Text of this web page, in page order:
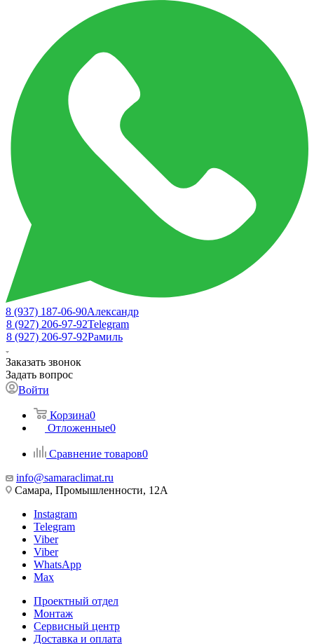
8 (937) 187-06-90Александр
8 (927) 206-97-92Telegram
8 (927) 206-97-92Рамиль
Заказать звонок
Задать вопрос
Войти
Корзина0
Отложенные0
Сравнение товаров0
info@samaraclimat.ru
Самара, Промышленности, 12А
Instagram
Telegram
Viber
Viber
WhatsApp
Max
Проектный отдел
Монтаж
Сервисный центр
Доставка и оплата